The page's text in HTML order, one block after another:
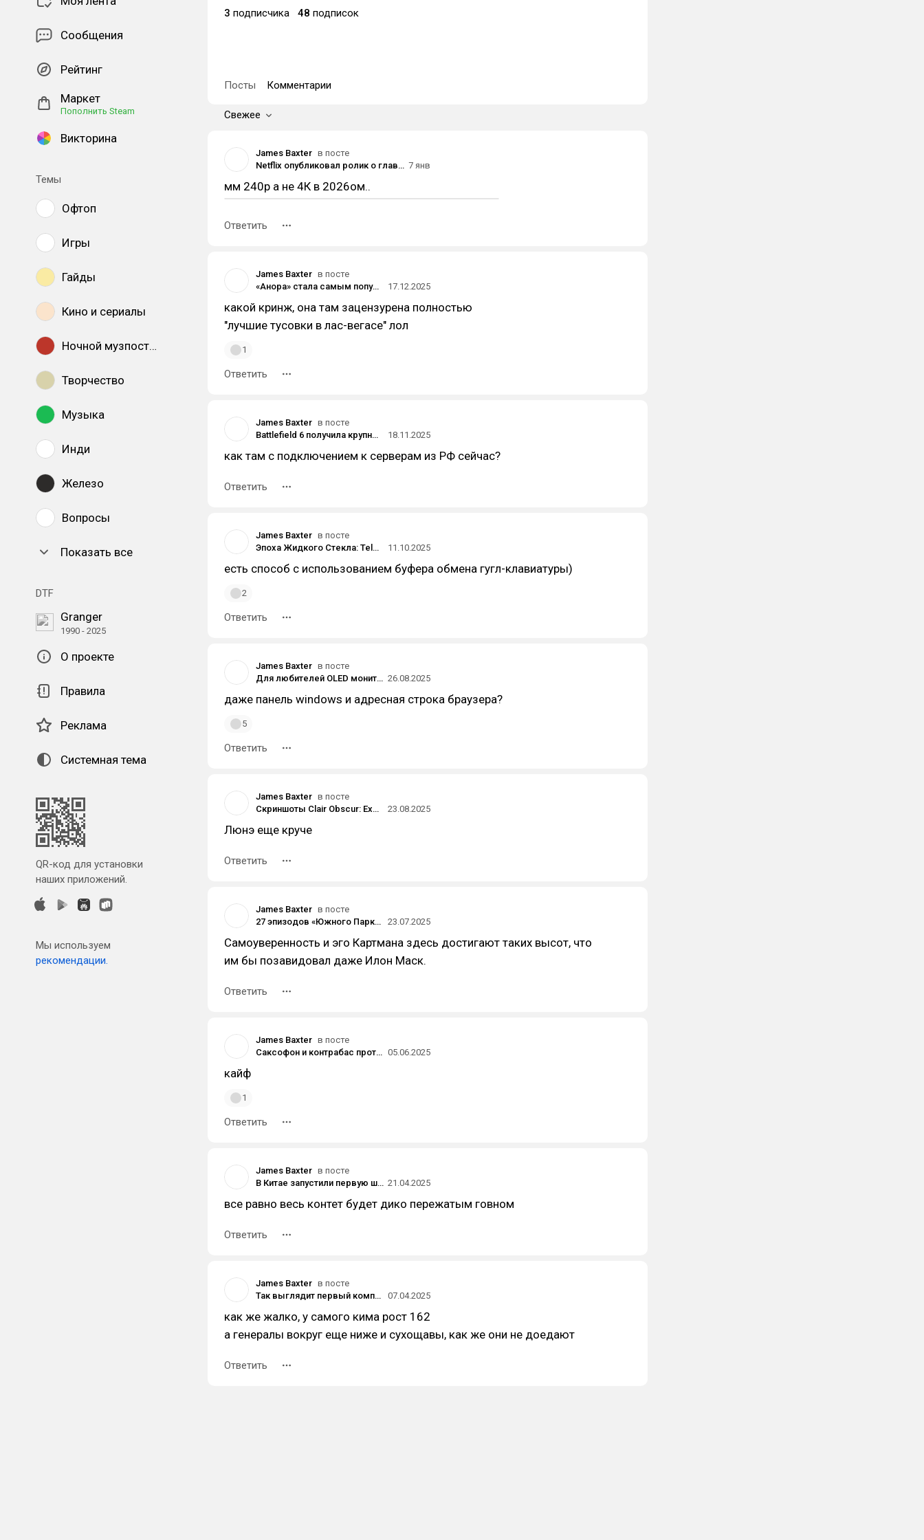
Сообщения
Рейтинг
Маркет
Пополнить Steam
Викторина
Темы
Офтоп
Игры
Гайды
Кино и сериалы
Ночной музпостинг
Творчество
Музыка
Инди
Железо
Вопросы
Показать все
DTF
Granger
1990 - 2025
О проекте
Правила
Реклама
Системная тема
QR-код для установки
наших приложений.
Мы используем
рекомендации.
3 подписчика 48 подписок
Посты Комментарии
Свежее
James Baxter в посте
Netflix опубликовал ролик о главных релизах 2026 года — его героиня перемещается между вселенными сериалов 7 янв
мм 240p а не 4К в 2026ом..
Ответить
James Baxter в посте
«Анора» стала самым популярным фильмом 2025 года в онлайн-кинотеатре «Кинопоиска»
17.12.2025
какой кринж, она там зацензурена полностью
"лучшие тусовки в лас-вегасе" лол
1
Ответить
James Baxter в посте
Battlefield 6 получила крупный апдейт — в игру добавили «калифорнийскую» карту и режим Sabotage
18.11.2025
как там с подключением к серверам из РФ сейчас?
Ответить
James Baxter в посте
Эпоха Жидкого Стекла: Telegram выпустил обновление, которое меняет ВСЁ!
11.10.2025
есть способ с использованием буфера обмена гугл-клавиатуры)
2
Ответить
James Baxter в посте
Для любителей OLED мониторов. 26.08.2025
даже панель windows и адресная строка браузера?
5
Ответить
James Baxter в посте
Скриншоты Clair Obscur: Expedition 33 — пошаговой RPG, вдохновлённой Persona и Францией периода «Прекрасной эпохи»
23.08.2025
Люнэ еще круче
Ответить
James Baxter в посте
27 эпизодов «Южного Парка», благодаря которым мультсериал стал по-настоящему культовым
23.07.2025
Самоуверенность и эго Картмана здесь достигают таких высот, что
им бы позавидовал даже Илон Маск.
Ответить
James Baxter в посте
Саксофон и контрабас против темных времен. Камерные музыкальные зарисовки Vega Trails 05.06.2025
кайф
1
Ответить
James Baxter в посте
В Китае запустили первую широкополосную сеть со скоростью загрузки 10 Гбит/с 21.04.2025
все равно весь контет будет дико пережатым говном
Ответить
James Baxter в посте
Так выглядит первый компьютерный клуб в Северной Корее
07.04.2025
как же жалко, у самого кима рост 162
а генералы вокруг еще ниже и сухощавы, как же они не доедают
Ответить